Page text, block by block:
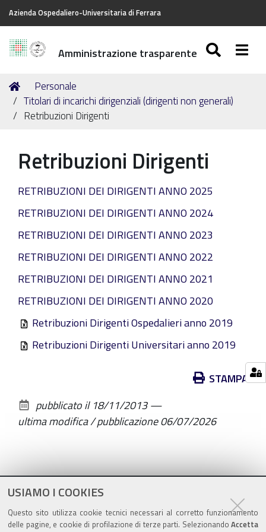
USIAMO I COOKIES
Questo sito utilizza cookie tecnici necessari al corretto funzionamento
delle pagine, e cookie di profilazione di terze parti. Selezionando Accetta
Azienda Ospedaliero-Universitaria di Ferrara
Amministrazione trasparente
Tu
sei
qui:
Home
Personale
Titolari di incarichi dirigenziali (dirigenti non generali)
Retribuzioni Dirigenti
Retribuzioni Dirigenti
RETRIBUZIONI DEI DIRIGENTI ANNO 2025
RETRIBUZIONI DEI DIRIGENTI ANNO 2024
RETRIBUZIONI DEI DIRIGENTI ANNO 2023
RETRIBUZIONI DEI DIRIGENTI ANNO 2022
RETRIBUZIONI DEI DIRIGENTI ANNO 2021
RETRIBUZIONI DEI DIRIGENTI ANNO 2020
Retribuzioni Dirigenti Ospedalieri anno 2019
Retribuzioni Dirigenti Universitari anno 2019
documento
STAMPA
pubblicato il 18/11/2013—
ultima modifica / pubblicazione06/07/2026